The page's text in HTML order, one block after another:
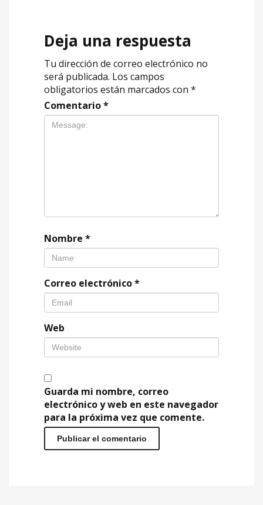
Deja una respuesta
Tu dirección de correo electrónico no
será publicada. Los campos
obligatorios están marcados con *
Comentario*
Nombre *
Correo electrónico*
Web
Guarda mi nombre, correo
electrónico y web en este navegador
para la próxima vez que comente.